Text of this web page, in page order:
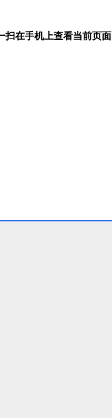
扫在手机上查看当前页面